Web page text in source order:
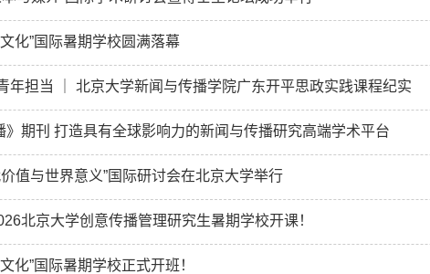
化”国际暑期学校圆满落幕
年担当 ｜ 北京大学新闻与传播学院广东开平思政实践课程纪实
期刊 打造具有全球影响力的新闻与传播研究高端学术平台
值与世界意义”国际研讨会在北京大学举行
北京大学创意传播管理研究生暑期学校开课！
化”国际暑期学校正式开班！